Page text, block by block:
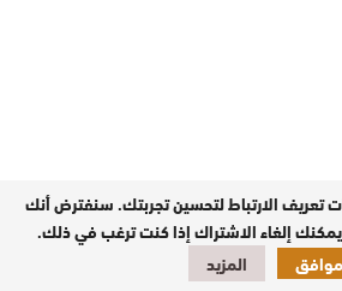
تعريف الارتباط لتحسين تجربتك. سنفترض أنك
إلغاء الاشتراك إذا كنت ترغب في ذلك.
موافق
المزيد